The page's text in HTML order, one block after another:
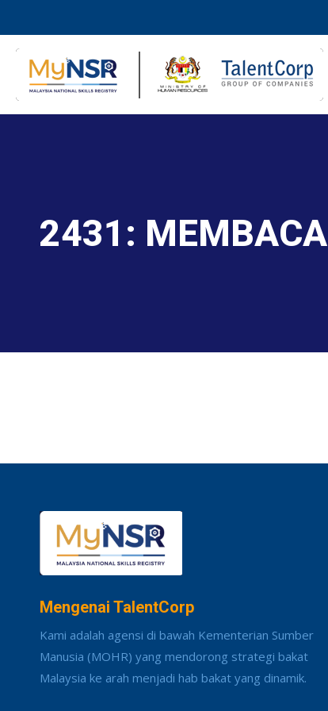
2431: MEMBACA
Mengenai TalentCorp
Kami adalah agensi di bawah Kementerian Sumber
Manusia (MOHR) yang mendorong strategi bakat
Malaysia ke arah menjadi hab bakat yang dinamik.